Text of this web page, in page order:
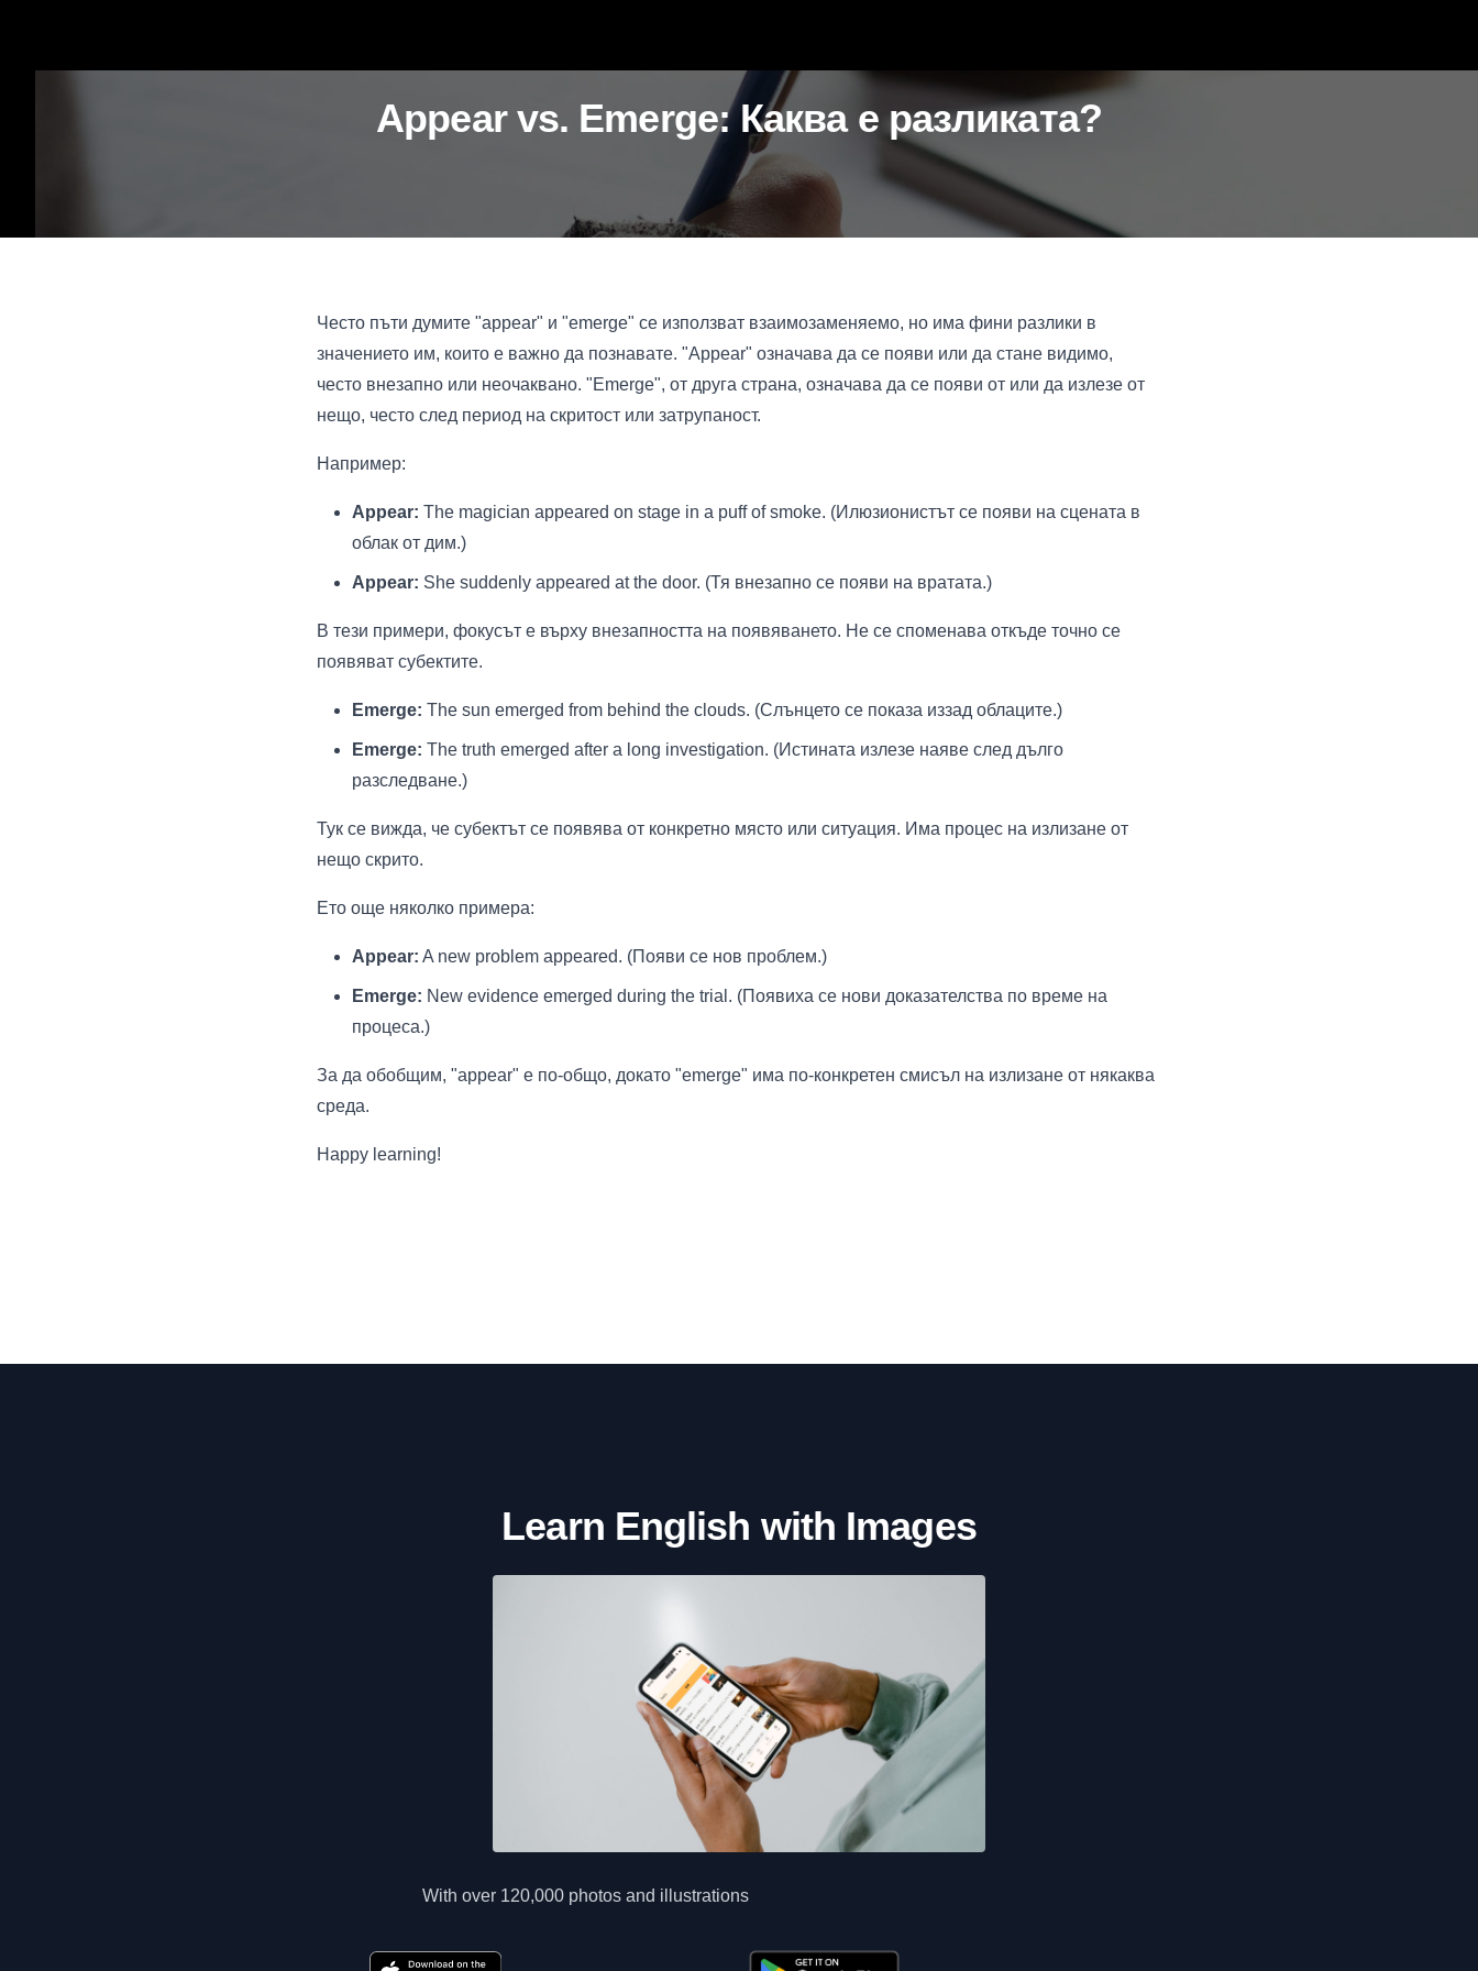
Appear vs. Emerge: Каква е разликата?
Често пъти думите "appear" и "emerge" се използват взаимозаменяемо, но има фини разлики в
значението им, които е важно да познавате. "Appear" означава да се появи или да стане видимо,
често внезапно или неочаквано. "Emerge", от друга страна, означава да се появи от или да излезе от
нещо, често след период на скритост или затрупаност.
Например:
Appear: The magician appeared on stage in a puff of smoke. (Илюзионистът се появи на сцената в
облак от дим.)
Appear: She suddenly appeared at the door. (Тя внезапно се появи на вратата.)
В тези примери, фокусът е върху внезапността на появяването. Не се споменава откъде точно се
появяват субектите.
Emerge: The sun emerged from behind the clouds. (Слънцето се показа иззад облаците.)
Emerge: The truth emerged after a long investigation. (Истината излезе наяве след дълго
разследване.)
Тук се вижда, че субектът се появява от конкретно място или ситуация. Има процес на излизане от
нещо скрито.
Ето още няколко примера:
Appear: A new problem appeared. (Появи се нов проблем.)
Emerge: New evidence emerged during the trial. (Появиха се нови доказателства по време на
процеса.)
За да обобщим, "appear" е по-общо, докато "emerge" има по-конкретен смисъл на излизане от някаква
среда.
Happy learning!
Learn English with Images
With over 120,000 photos and illustrations